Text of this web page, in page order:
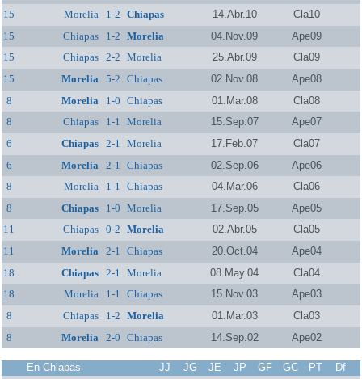
15
Morelia 1-2 Chiapas 14.Abr.10
Cla10
15
Chiapas 1-2 Morelia 04.Nov.09
Ape09
15
Chiapas 2-2 Morelia 25.Abr.09
Cla09
15
Morelia 5-2 Chiapas 02.Nov.08
Ape08
8
Morelia 1-0 Chiapas 01.Mar.08
Cla08
8
Chiapas 1-1 Morelia 15.Sep.07
Ape07
6
Chiapas 2-1 Morelia 17.Feb.07
Cla07
6
Morelia 2-1 Chiapas 02.Sep.06
Ape06
8
Morelia 1-1 Chiapas 04.Mar.06
Cla06
8
Chiapas 1-0 Morelia 17.Sep.05
Ape05
11
Chiapas 0-2 Morelia 02.Abr.05
Cla05
11
Morelia 2-1 Chiapas 20.Oct.04
Ape04
18
Chiapas 2-1 Morelia 08.May.04
Cla04
18
Morelia 1-1 Chiapas 15.Nov.03
Ape03
8
Chiapas 1-2 Morelia 01.Mar.03
Cla03
8
Morelia 2-0 Chiapas 14.Sep.02 Ape02
En Chiapas JJ JG JE JP GF GC PT
Df